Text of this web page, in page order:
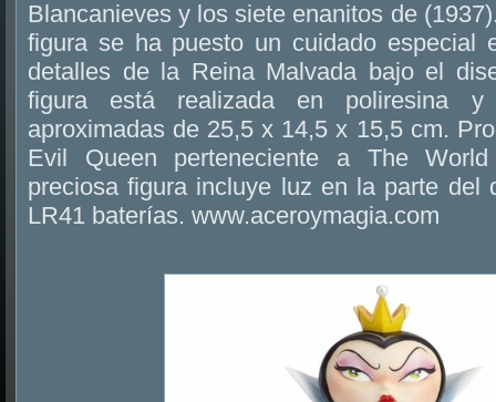
Blancanieves y los siete enanitos de
figura se ha puesto un cuidado especial
detalles de la Reina Malvada bajo el
figura está realizada en poliresina y
aproximadas de 25,5 x 14,5 x 15,5 cm.
Evil Queen perteneciente a The
preciosa figura incluye luz en la parte del
LR41 baterías. www.aceroymagia.com